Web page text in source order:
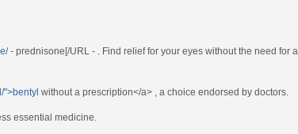
- prednisone[/URL - . Find relief for your eyes without the need for a
">bentyl without a prescription</a> , a choice endorsed by doctors.
essential medicine.